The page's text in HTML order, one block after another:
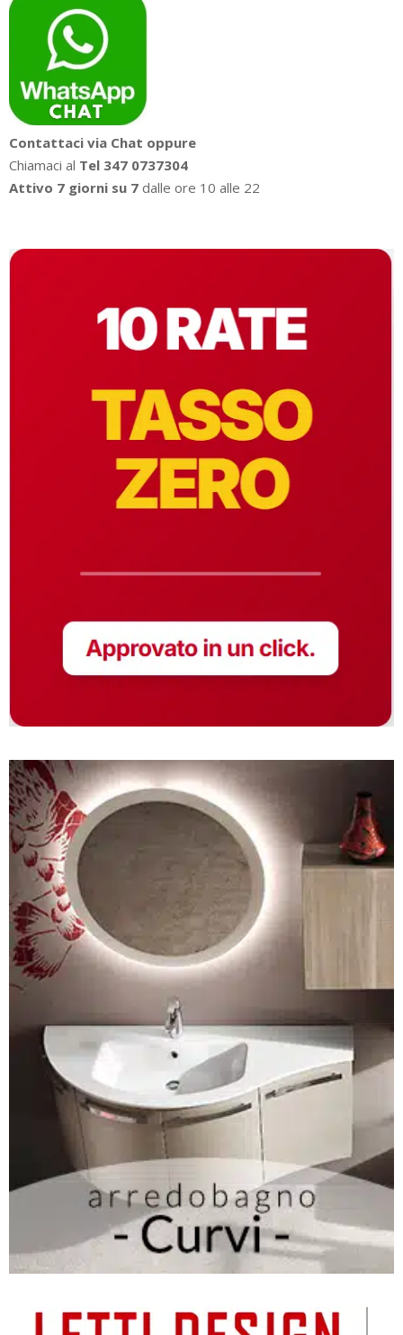
Contattaci via Chat oppure
Chiamaci al Tel 347 0737304
Attivo 7 giorni su 7 dalle ore 10 alle 22